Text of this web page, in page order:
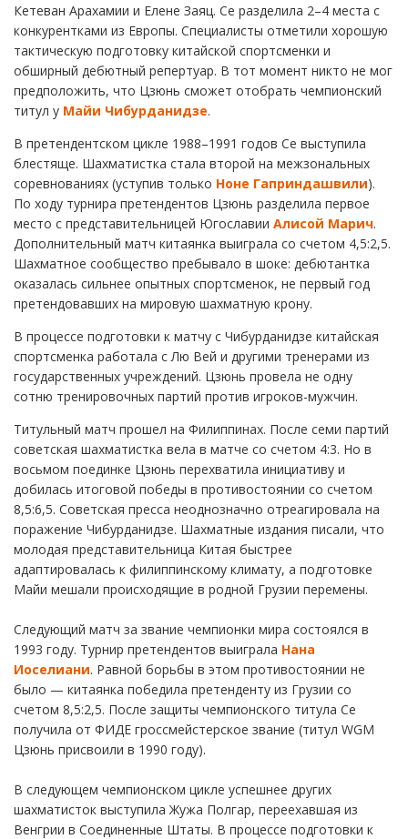
Кетеван Арахамии и Елене Заяц. Се разделила 2–4 места с
конкурентками из Европы. Специалисты отметили хорошую
тактическую подготовку китайской спортсменки и
обширный дебютный репертуар. В тот момент никто не мог
предположить, что Цзюнь сможет отобрать чемпионский
титул у Майи Чибурданидзе.
В претендентском цикле 1988–1991 годов Се выступила
блестяще. Шахматистка стала второй на межзональных
соревнованиях (уступив только Ноне Гаприндашвили).
По ходу турнира претендентов Цзюнь разделила первое
место с представительницей Югославии Алисой Марич.
Дополнительный матч китаянка выиграла со счетом 4,5:2,5.
Шахматное сообщество пребывало в шоке: дебютантка
оказалась сильнее опытных спортсменок, не первый год
претендовавших на мировую шахматную крону.
В процессе подготовки к матчу с Чибурданидзе китайская
спортсменка работала с Лю Вей и другими тренерами из
государственных учреждений. Цзюнь провела не одну
сотню тренировочных партий против игроков-мужчин.
Титульный матч прошел на Филиппинах. После семи партий
советская шахматистка вела в матче со счетом 4:3. Но в
восьмом поединке Цзюнь перехватила инициативу и
добилась итоговой победы в противостоянии со счетом
8,5:6,5. Советская пресса неоднозначно отреагировала на
поражение Чибурданидзе. Шахматные издания писали, что
молодая представительница Китая быстрее
адаптировалась к филиппинскому климату, а подготовке
Майи мешали происходящие в родной Грузии перемены.
Следующий матч за звание чемпионки мира состоялся в
1993 году. Турнир претендентов выиграла Нана
Иоселиани. Равной борьбы в этом противостоянии не
было — китаянка победила претенденту из Грузии со
счетом 8,5:2,5. После защиты чемпионского титула Се
получила от ФИДЕ гроссмейстерское звание (титул WGM
Цзюнь присвоили в 1990 году).
В следующем чемпионском цикле успешнее других
шахматисток выступила Жужа Полгар, переехавшая из
Венгрии в Соединенные Штаты. В процессе подготовки к